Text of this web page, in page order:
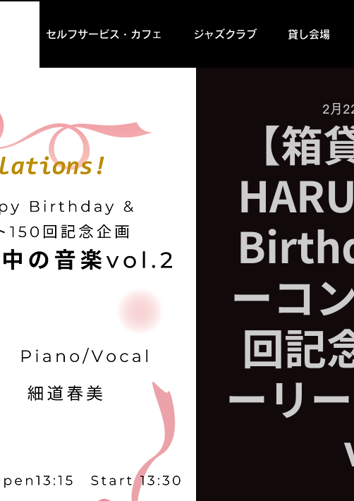
セルフサービス・カフェ ジャズクラブ 貸し会場
2月
【箱
ーコ
回記
ーリ